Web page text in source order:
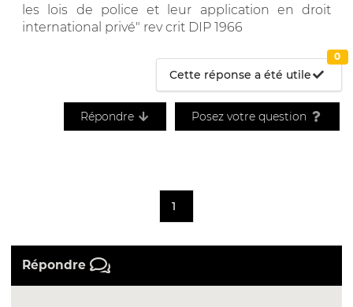
les lois de police et leur application en droit
international privé" rev crit DIP 1966
Cette réponse a été utile
0
Répondre Posez votre question
1
Répondre